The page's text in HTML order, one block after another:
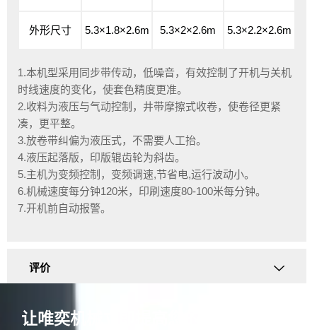
外形尺寸 5.3×1.8×2.6m 5.3×2×2.6m 5.3×2.2×2.6m
1.本机型采用同步带传动，低噪音，有效控制了开机与关机
时线速度的变化，使套色精度更准。
2.收料为液压与气动控制，井带摩擦式收卷，使卷径更紧
凑，更平整。
3.放卷带纠偏为液压式，不需要人工抬。
4.液压起落版，印版辊齿轮为斜齿。
5.主机为变频控制，变频调速,节省电,运行波动小。
6.机械速度每分钟120米，印刷速度80-100米每分钟。
7.开机前自动报警。
评价
让唯奕机械立即提高您的业务！